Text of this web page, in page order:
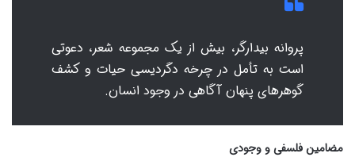
پروانه بیدارگر، بیش از یک مجموعه شعر، دعوتی
است به تأمل در چرخه دگردیسی حیات و کشف
گوهرهای پنهان آگاهی در وجود انسان.
مضامین فلسفی و وجودی